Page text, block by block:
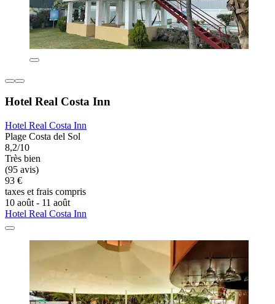
Hotel Real Costa Inn
Hotel Real Costa Inn
Plage Costa del Sol
8,2/10
Très bien
(95 avis)
93 €
taxes et frais compris
10 août - 11 août
Hotel Real Costa Inn